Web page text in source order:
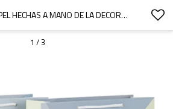
BOLSAS DE PAPEL HECHAS A MANO DE LA DECORACIÓN IMPRESA DE MODA CON LA ETIQUETA COLGANTE CON DIVERSO TAMAÑO CON 2 DISEÑOS CLASIFICADOS EN EMBALAJE DE LA LLAVE
1 /3